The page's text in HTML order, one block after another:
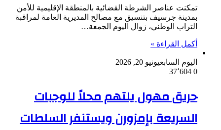
تمكنت عناصر الشرطة القضائية بالمنطقة الإقليمية للأمن
بمدينة جرسيف بتنسيق مع مصالح المديرية العامة لمراقبة
التراب الوطني، زوال اليوم الجمعة…
أكمل القراءة »
اليوم السابعيونيو 20, 2026
0
حريق مهول يلتهم محلاً للوجبات
السريعة بإمزورن ويستنفر السلطات